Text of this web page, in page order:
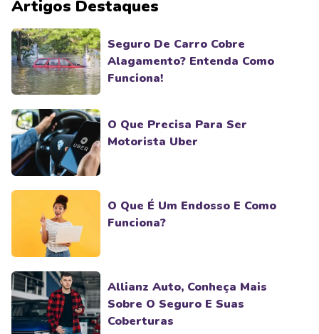
Artigos Destaques
Seguro De Carro Cobre
Alagamento? Entenda Como
Funciona!
O Que Precisa Para Ser
Motorista Uber
O Que É Um Endosso E Como
Funciona?
Allianz Auto, Conheça Mais
Sobre O Seguro E Suas
Coberturas